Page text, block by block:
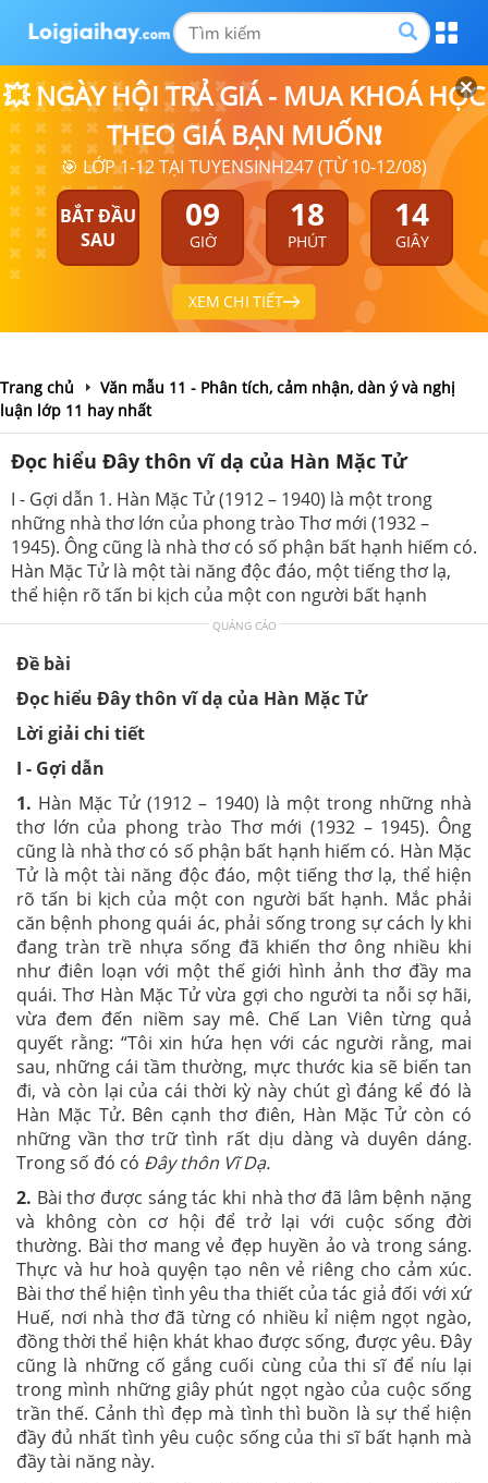
💥 NGÀY HỘI TRẢ GIÁ - MUA KHOÁ HỌC
THEO GIÁ BẠN MUỐN❗
🎯 LỚP 1-12 TẠI TUYENSINH247 (TỪ 10-12/08)
BẮT ĐẦU
SAU
09
GIỜ
18
PHÚT
13
GIÂY
XEM CHI TIẾT
Trang chủ
Văn mẫu 11 - Phân tích, cảm nhận, dàn ý và nghị
luận lớp 11 hay nhất
Đọc hiểu Đây thôn vĩ dạ của Hàn Mặc Tử
I - Gợi dẫn 1. Hàn Mặc Tử (1912 – 1940) là một trong
những nhà thơ lớn của phong trào Thơ mới (1932 –
1945). Ông cũng là nhà thơ có số phận bất hạnh hiếm có.
Hàn Mặc Tử là một tài năng độc đáo, một tiếng thơ lạ,
thể hiện rõ tấn bi kịch của một con người bất hạnh
QUẢNG CÁO
Đề bài
Đọc hiểu Đây thôn vĩ dạ của Hàn Mặc Tử
Lời giải chi tiết
I - Gợi dẫn
1. Hàn Mặc Tử (1912 – 1940) là một trong những nhà
thơ lớn của phong trào Thơ mới (1932 – 1945). Ông
cũng là nhà thơ có số phận bất hạnh hiếm có. Hàn Mặc
Tử là một tài năng độc đáo, một tiếng thơ lạ, thể hiện
rõ tấn bi kịch của một con người bất hạnh. Mắc phải
căn bệnh phong quái ác, phải sống trong sự cách ly khi
đang tràn trề nhựa sống đã khiến thơ ông nhiều khi
như điên loạn với một thế giới hình ảnh thơ đầy ma
quái. Thơ Hàn Mặc Tử vừa gợi cho người ta nỗi sợ hãi,
vừa đem đến niềm say mê. Chế Lan Viên từng quả
quyết rằng: “Tôi xin hứa hẹn với các người rằng, mai
sau, những cái tầm thường, mực thước kia sẽ biến tan
đi, và còn lại của cái thời kỳ này chút gì đáng kể đó là
Hàn Mặc Tử. Bên cạnh thơ điên, Hàn Mặc Tử còn có
những vần thơ trữ tình rất dịu dàng và duyên dáng.
Trong số đó có Đây thôn Vĩ Dạ.
2. Bài thơ được sáng tác khi nhà thơ đã lâm bệnh nặng
và không còn cơ hội để trở lại với cuộc sống đời
thường. Bài thơ mang vẻ đẹp huyền ảo và trong sáng.
Thực và hư hoà quyện tạo nên vẻ riêng cho cảm xúc.
Bài thơ thể hiện tình yêu tha thiết của tác giả đối với xứ
Huế, nơi nhà thơ đã từng có nhiều kỉ niệm ngọt ngào,
đồng thời thể hiện khát khao được sống, được yêu. Đây
cũng là những cố gắng cuối cùng của thi sĩ để níu lại
trong mình những giây phút ngọt ngào của cuộc sống
trần thế. Cảnh thì đẹp mà tình thì buồn là sự thể hiện
đầy đủ nhất tình yêu cuộc sống của thi sĩ bất hạnh mà
đầy tài năng này.